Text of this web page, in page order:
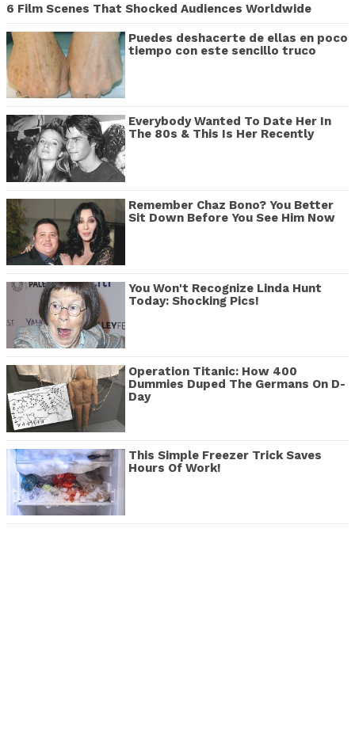
6 Film Scenes That Shocked Audiences Worldwide
Puedes deshacerte de ellas en poco
tiempo con este sencillo truco
Everybody Wanted To Date Her In
The 80s & This Is Her Recently
Remember Chaz Bono? You Better
Sit Down Before You See Him Now
You Won't Recognize Linda Hunt
Today: Shocking Pics!
Operation Titanic: How 400
Dummies Duped The Germans On D-
Day
This Simple Freezer Trick Saves
Hours Of Work!